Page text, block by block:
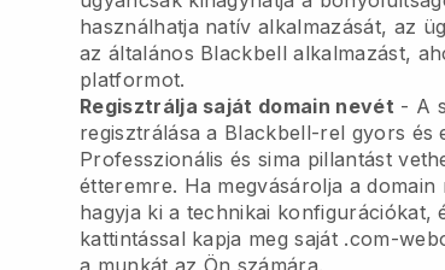
használhatja natív alkalmazását, az
az általános Blackbell alkalmazást,
platformot.
Regisztrálja saját domain nevét - A
regisztrálása a Blackbell-rel gyors és
Professzionális és sima pillantást
étteremre. Ha megvásárolja a domain
hagyja ki a technikai konfigurációkat,
kattintással kapja meg saját .com-
a munkát az Ön számára.